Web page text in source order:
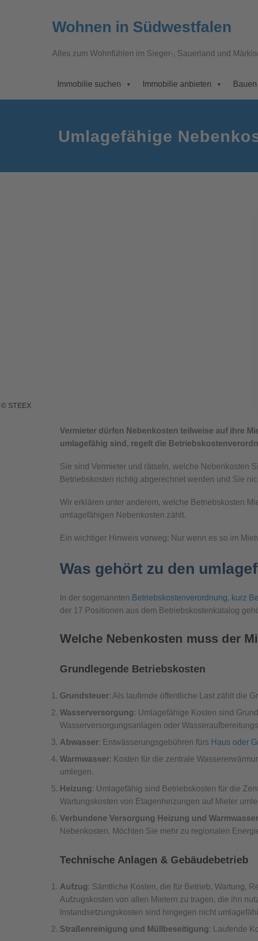
Wohnen in Südwestfalen
Alles zum Wohnfühlen im Sieger-, Sauerland und
Immobilie suchen Immobilie anbieten
Umlagefähige
© STEEX
Vermieter dürfen Nebenkosten teilweise auf ihre
umlagefähig sind, regelt die
Sie sind Vermieter und rätseln, welche Nebenkosten
Betriebskosten richtig abgerechnet werden und Sie
Wir erklären unter anderem, welche Betriebskosten
umlagefähigen Nebenkosten zählt.
Ein wichtiger Hinweis vorweg: Nur wenn es so im
Was gehört zu den
In der sogenannten Betriebskostenverordnung, kurz
der 17 Positionen aus dem Betriebskostenkatalog
Welche Nebenkosten muss der
Grundlegende Betriebskosten
Grundsteuer: Als laufende öffentliche Last zählt die
Wasserversorgung: Umlagefähige Kosten sind
Wasserversorgungsanlagen oder
Abwasser: Entwässerungsgebühren fürs Haus oder
Warmwasser: Kosten für die zentrale
umlegen.
Heizung: Umlagefähig sind Betriebskosten für die
Wartungskosten von Etagenheizungen auf Mieter
Verbundene Versorgung Heizung und Warmwasser
Nebenkosten. Möchten Sie mehr zu regionalen
Technische Anlagen & Gebäudebetrieb
Aufzug: Sämtliche Kosten, die für Betrieb, Wartung,
Aufzugskosten von allen Mietern zu tragen, die ihn
Instandsetzungskosten sind hingegen nicht
Straßenreinigung und Müllbeseitigung: Laufende